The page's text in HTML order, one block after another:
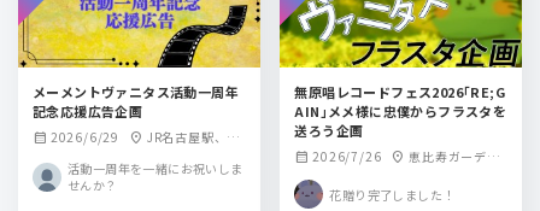
メーメントヴァニタス活動一周年
記念応援広告企画
calendar_month 2026/6/29 location_on JR名古屋駅、Os
akaMetro梅田駅
活動一周年を一緒にお祝いしま
せんか？
無原唱レコードフェス2026｢RE;G
AIN｣メメ様に忠僕からフラスタを
送ろう企画
calendar_month 2026/7/26 location_on 恵比寿ガーデン
ンホール
花贈り完了しました！